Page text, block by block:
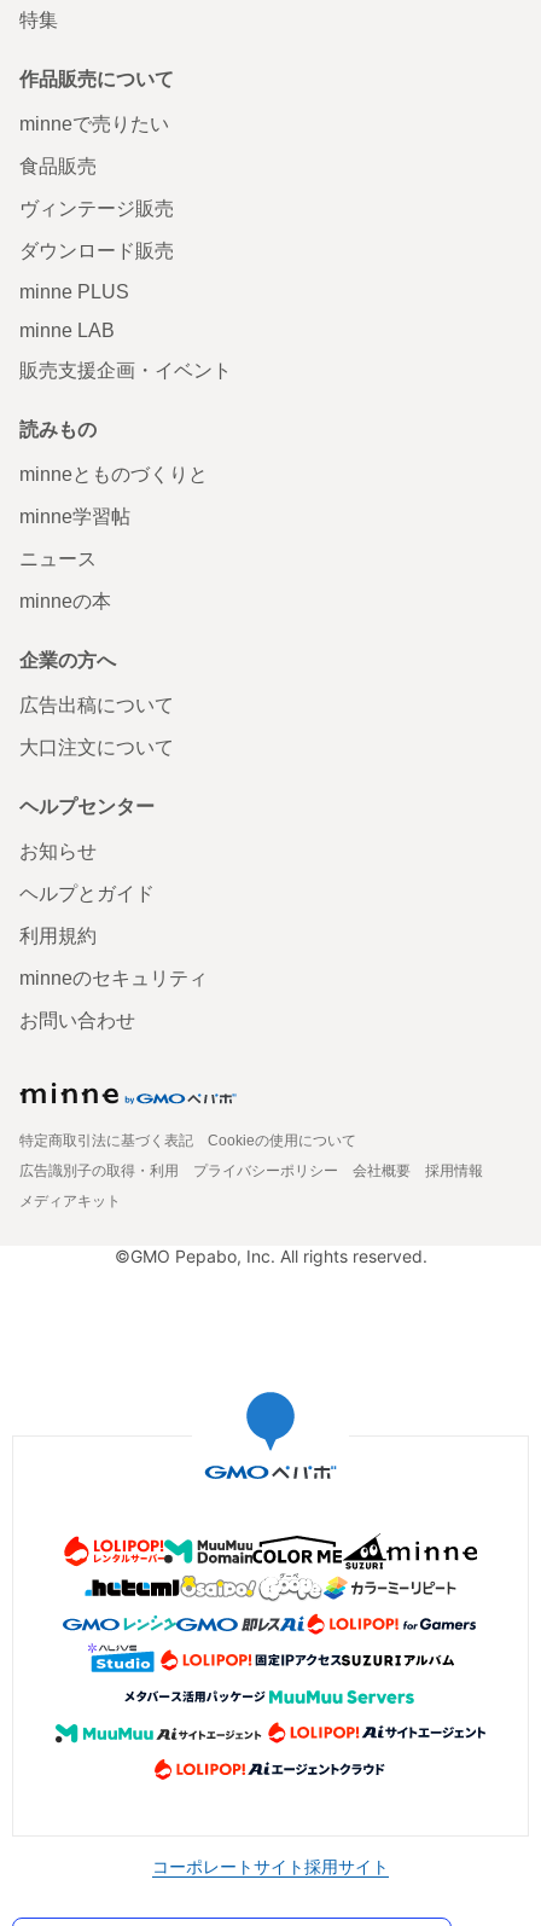
特集
作品販売について
minneで売りたい
食品販売
ヴィンテージ販売
ダウンロード販売
minne PLUS
minne LAB
販売支援企画・イベント
読みもの
minneとものづくりと
minne学習帖
ニュース
minneの本
企業の方へ
広告出稿について
大口注文について
ヘルプセンター
お知らせ
ヘルプとガイド
利用規約
minneのセキュリティ
お問い合わせ
特定商取引法に基づく表記
Cookieの使用について
広告識別子の取得・利用
プライバシーポリシー 会社概要
採用情報
メディアキット
©GMO Pepabo, Inc. All rights reserved.
コーポレートサイト採用サイト